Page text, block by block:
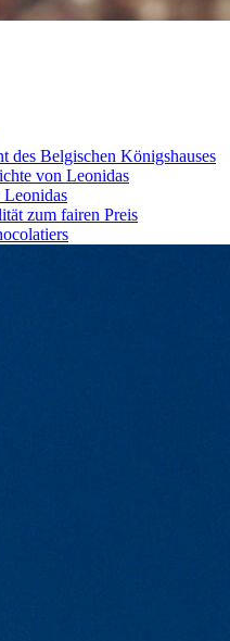
des Belgischen Königshauses
von Leonidas
zum fairen Preis